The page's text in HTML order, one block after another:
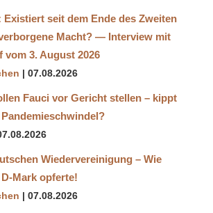
Existiert seit dem Ende des Zweiten
Macht? — Interview mit
3. August 2026
07.08.2026
Fauci vor Gericht stellen – kippt
Wiedervereinigung – Wie
opferte!
07.08.2026